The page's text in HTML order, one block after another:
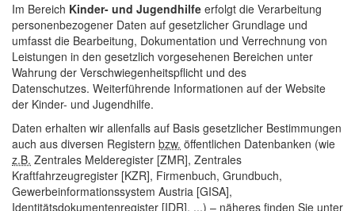
Im Bereich Kinder- und Jugendhilfe erfolgt die Verarbeitung
personenbezogener Daten auf gesetzlicher Grundlage und
umfasst die Bearbeitung, Dokumentation und Verrechnung von
Leistungen in den gesetzlich vorgesehenen Bereichen unter
Wahrung der Verschwiegenheitspflicht und des
Datenschutzes. Weiterführende Informationen auf der Website
der Kinder- und Jugendhilfe.
Daten erhalten wir allenfalls auf Basis gesetzlicher Bestimmungen
auch aus diversen Registern bzw. öffentlichen Datenbanken (wie
z.B. Zentrales Melderegister [ZMR], Zentrales
Kraftfahrzeugregister [KZR], Firmenbuch, Grundbuch,
Gewerbeinformationssystem Austria [GISA],
Identitätsdokumentenregister [IDR], ...) – näheres finden Sie unter